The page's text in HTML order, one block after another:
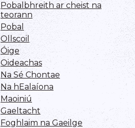
Pobalbhreith ar cheist na
teorann
Pobal
Ollscoil
Óige
Oideachas
Na Sé Chontae
Na hEalaíona
Maoiniú
Gaeltacht
Foghlaim na Gaeilge